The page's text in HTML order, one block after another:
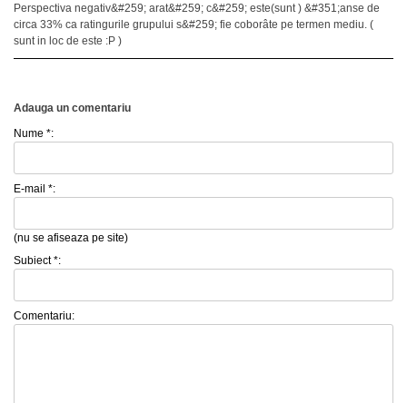
Perspectiva negativ&#259; arat&#259; c&#259; este(sunt ) &#351;anse de
circa 33% ca ratingurile grupului s&#259; fie coborâte pe termen mediu. (
sunt in loc de este :P )
Adauga un comentariu
Nume *:
E-mail *:
(nu se afiseaza pe site)
Subiect *:
Comentariu: